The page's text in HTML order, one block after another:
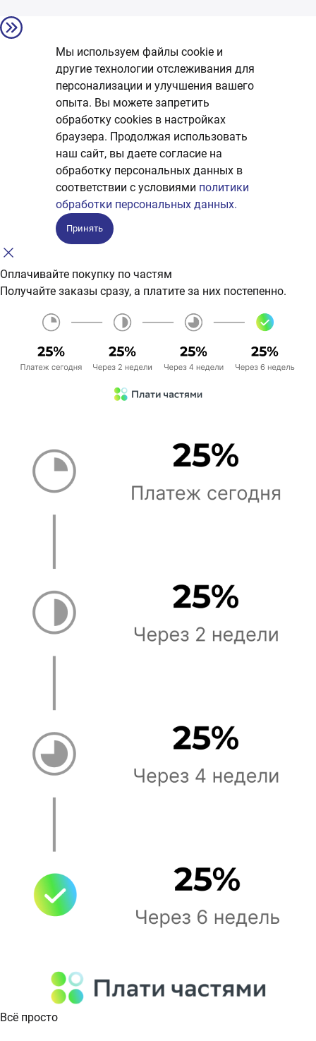
Мы используем файлы cookie и
другие технологии отслеживания для
персонализации и улучшения вашего
опыта. Вы можете запретить
обработку сookies в настройках
браузера. Продолжая использовать
наш сайт, вы даете согласие на
обработку персональных данных в
соответствии с условиями политики
обработки персональных данных.
Принять
Оплачивайте покупку по частям
Получайте заказы сразу, а платите за них постепенно.
Всё просто